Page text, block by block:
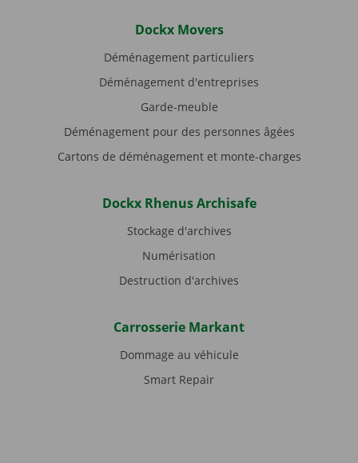
Dockx Movers
Déménagement particuliers
Déménagement d'entreprises
Garde-meuble
Déménagement pour des personnes âgées
Cartons de déménagement et monte-charges
Dockx Rhenus Archisafe
Stockage d'archives
Numérisation
Destruction d'archives
Carrosserie Markant
Dommage au véhicule
Smart Repair